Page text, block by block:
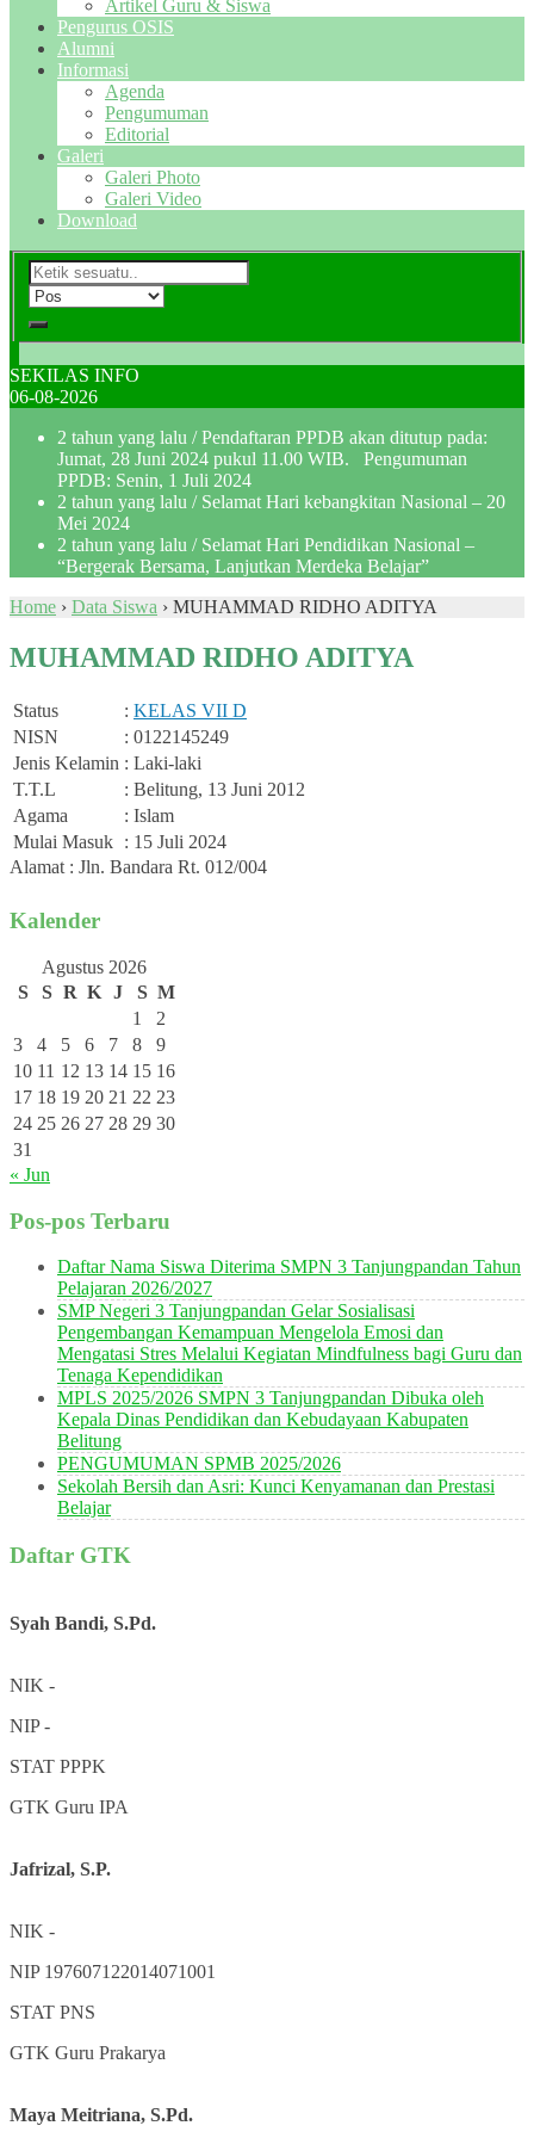
Artikel Guru & Siswa
Pengurus OSIS
Alumni
Informasi
Agenda
Pengumuman
Editorial
Galeri
Galeri Photo
Galeri Video
Download
SEKILAS INFO
06-08-2026
2 tahun yang lalu / Pendaftaran PPDB akan ditutup pada:
Jumat, 28 Juni 2024 pukul 11.00 WIB. Pengumuman
PPDB: Senin, 1 Juli 2024
2 tahun yang lalu / Selamat Hari kebangkitan Nasional – 20
Mei 2024
2 tahun yang lalu / Selamat Hari Pendidikan Nasional –
“Bergerak Bersama, Lanjutkan Merdeka Belajar”
Home › Data Siswa › MUHAMMAD RIDHO ADITYA
MUHAMMAD RIDHO ADITYA
Status : KELAS VII D
NISN
: 0122145249
Jenis Kelamin : Laki-laki
T.T.L
: Belitung, 13 Juni 2012
Agama
: Islam
Mulai Masuk : 15 Juli 2024
Alamat : Jln. Bandara Rt. 012/004
Kalender
Agustus 2026
S
S R K J S M
1
2
3
4 5 6 7 8
9
10 11 12 13 14 15 16
17 18 19 20 21 22 23
24 25 26 27 28 29 30
31
« Jun
Pos-pos Terbaru
Daftar Nama Siswa Diterima SMPN 3 Tanjungpandan Tahun
Pelajaran 2026/2027
SMP Negeri 3 Tanjungpandan Gelar Sosialisasi
Pengembangan Kemampuan Mengelola Emosi dan
Mengatasi Stres Melalui Kegiatan Mindfulness bagi Guru dan
Tenaga Kependidikan
MPLS 2025/2026 SMPN 3 Tanjungpandan Dibuka oleh
Kepala Dinas Pendidikan dan Kebudayaan Kabupaten
Belitung
PENGUMUMAN SPMB 2025/2026
Sekolah Bersih dan Asri: Kunci Kenyamanan dan Prestasi
Belajar
Daftar GTK
Syah Bandi, S.Pd.
NIK -
NIP-
STAT PPPK
GTK Guru IPA
Jafrizal, S.P.
NIK -
NIP 197607122014071001
STAT PNS
GTK Guru Prakarya
Maya Meitriana, S.Pd.